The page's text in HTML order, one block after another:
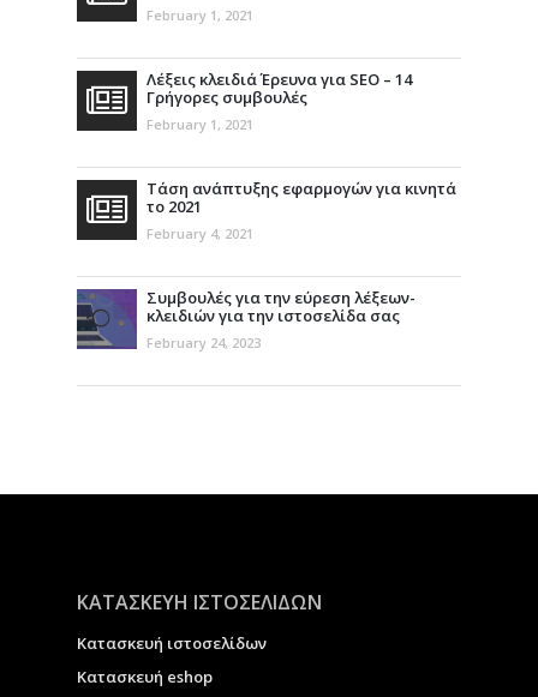
February 1, 2021
Λέξεις κλειδιά Έρευνα για SEO – 14
Γρήγορες συμβουλές
February 1, 2021
Τάση ανάπτυξης εφαρμογών για κινητά
το 2021
February 4, 2021
Συμβουλές για την εύρεση λέξεων-
κλειδιών για την ιστοσελίδα σας
February 24, 2023
ΚΑΤΑΣΚΕΥΗ ΙΣΤΟΣΕΛΙΔΩΝ
Κατασκευή ιστοσελίδων
Κατασκευή eshop